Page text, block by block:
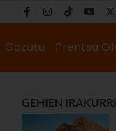
Gozatu Prentsa
GEHIEN